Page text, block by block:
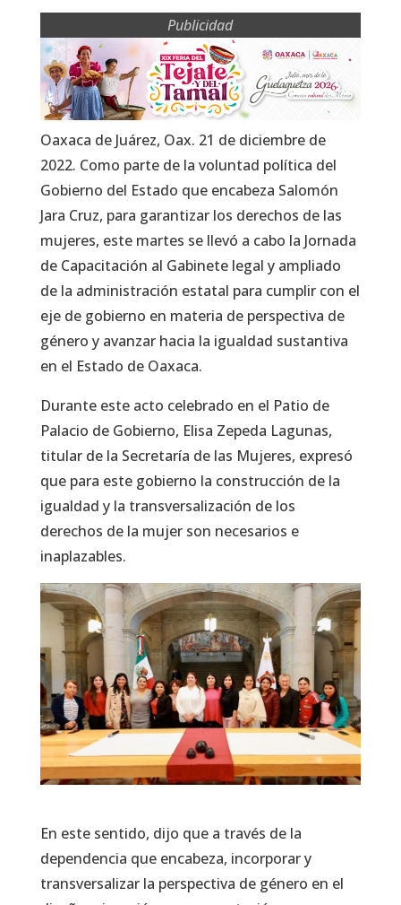
Publicidad
Oaxaca de Juárez, Oax. 21 de diciembre de
2022. Como parte de la voluntad política del
Gobierno del Estado que encabeza Salomón
Jara Cruz, para garantizar los derechos de las
mujeres, este martes se llevó a cabo la Jornada
de Capacitación al Gabinete legal y ampliado
de la administración estatal para cumplir con el
eje de gobierno en materia de perspectiva de
género y avanzar hacia la igualdad sustantiva
en el Estado de Oaxaca.
Durante este acto celebrado en el Patio de
Palacio de Gobierno, Elisa Zepeda Lagunas,
titular de la Secretaría de las Mujeres, expresó
que para este gobierno la construcción de la
igualdad y la transversalización de los
derechos de la mujer son necesarios e
inaplazables.
En este sentido, dijo que a través de la
dependencia que encabeza, incorporar y
transversalizar la perspectiva de género en el